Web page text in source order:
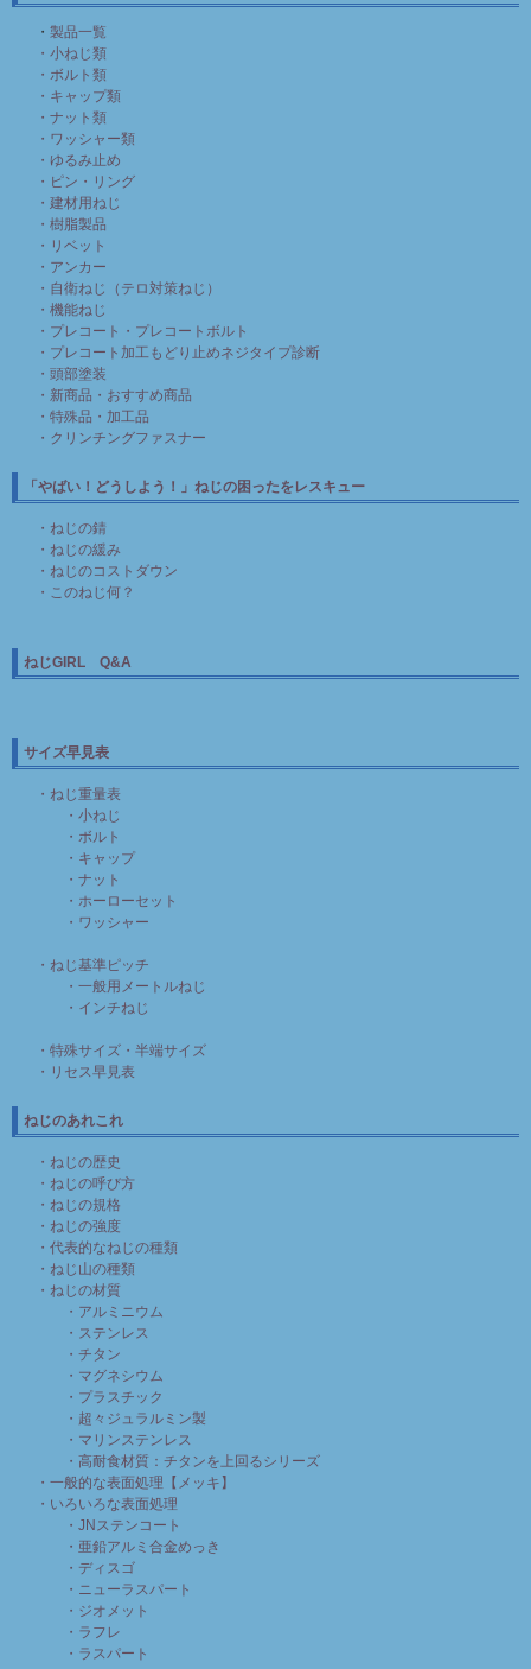
・ 製品一覧
・小ねじ類
・ボルト類
・キャップ類
・ナット類
・ワッシャー類
・ゆるみ止め
・ピン・リング
・建材用ねじ
・樹脂製品
・リベット
・アンカー
・自衛ねじ（テロ対策ねじ）
・機能ねじ
・プレコート・プレコートボルト
・プレコート加工もどり止めネジタイプ診断
・頭部塗装
・新商品・おすすめ商品
・特殊品・加工品
・クリンチングファスナー
「やばい！どうしよう！」ねじの困ったをレスキュー
・ねじの錆
・ねじの緩み
・ねじのコストダウン
・このねじ何？
ねじGIRL Q&A
サイズ早見表
・ねじ重量表
・小ねじ
・ボルト
・キャップ
・ナット
・ホーローセット
・ワッシャー
・ねじ基準ピッチ
・一般用メートルねじ
・インチねじ
・特殊サイズ・半端サイズ
・リセス早見表
ねじのあれこれ
・ねじの歴史
・ねじの呼び方
・ねじの規格
・ねじの強度
・代表的なねじの種類
・ねじ山の種類
・ねじの材質
・アルミニウム
・ステンレス
・チタン
・マグネシウム
・プラスチック
・超々ジュラルミン製
・マリンステンレス
・高耐食材質：チタンを上回るシリーズ
・一般的な表面処理【メッキ】
・いろいろな表面処理
・JNステンコート
・亜鉛アルミ合金めっき
・ディスゴ
・ニューラスパート
・ジオメット
・ラフレ
・ラスパート